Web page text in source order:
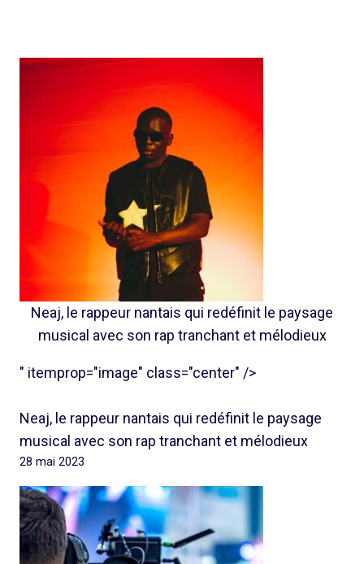
Neaj, le rappeur nantais qui redéfinit le paysage
musical avec son rap tranchant et mélodieux
" itemprop="image" class="center" />
Neaj, le rappeur nantais qui redéfinit le paysage
musical avec son rap tranchant et mélodieux
28 mai 2023